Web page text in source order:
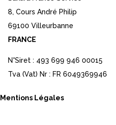
8, Cours André Philip
69100 Villeurbanne
FRANCE
N°Siret : 493 699 946 00015
Tva (Vat) Nr : FR 6049369946
Mentions Légales